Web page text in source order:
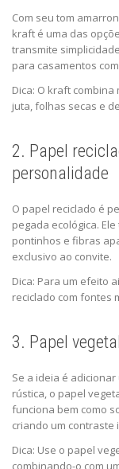
Com seu tom
kraft é uma das
transmite
para casamentos
Dica: O kraft
juta, folhas secas e
2. Papel
personalidade
O papel reciclado é
pegada ecológica.
pontinhos e fibras
exclusivo ao convite.
Dica: Para um efeito
reciclado com fontes
3. Papel
Se a ideia é
rústica, o papel
funciona bem como
criando um contraste
Dica: Use o papel
combinando-o com